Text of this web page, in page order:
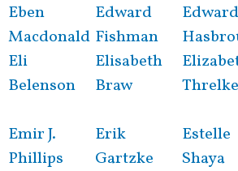
Eben
Macdonald
Edward
Fishman
Edward
Eli
Belenson
Elisabeth
Braw
Emir J.
Phillips
Erik
Gartzke
Estelle
Shaya